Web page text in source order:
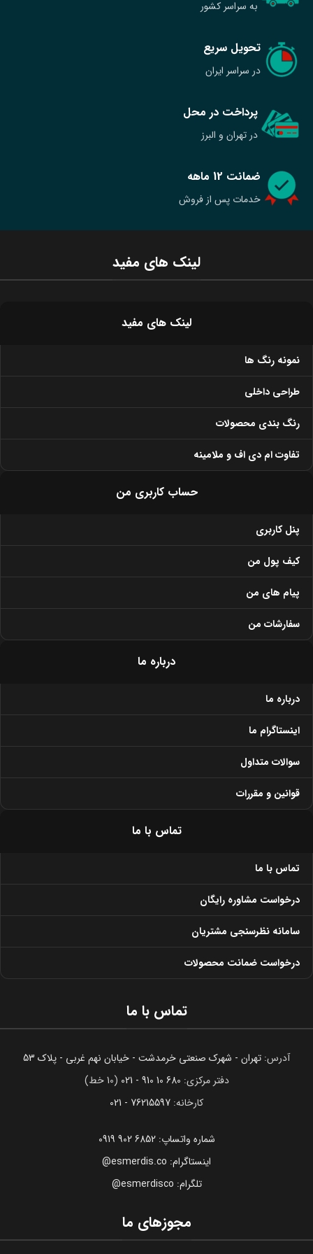
ضمانت 12 ماهه
خدمات پس از فروش
پرداخت در محل
در تهران و البرز
تحویل سریع
در سراسر ایران
به سراسر کشور
لینک های مفید
تماس با ما
تماس با ما
درخواست مشاوره رایگان
سامانه نظرسنجی مشتریان
درخواست ضمانت محصولات
درباره ما
درباره ما
اینستاگرام ما
سوالات متداول
قوانین و مقررات
حساب کاربری من
پنل کاربری
کیف پول من
پیام های من
سفارشات من
لینک های مفید
نمونه رنگ ها
طراحی داخلی
رنگ بندی محصولات
تفاوت ام دی اف و ملامینه
تماس با ما
آدرس: تهران - شهرک صنعتی خرمدشت - خیابان نهم غربی - پلاک 53
دفتر مرکزی: 680 10 910 - 021
(10 خط)
کارخانه: 76215597 - 021
شماره واتساپ: 6852 902 0919
اینستاگرام: esmerdis.co@
تلگرام: esmerdisco@
مجوزهای ما